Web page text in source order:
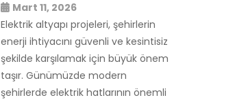
Mart 11, 2026
Elektrik altyapı projeleri, şehirlerin
enerji ihtiyacını güvenli ve kesintisiz
şekilde karşılamak için büyük önem
taşır. Günümüzde modern
şehirlerde elektrik hatlarının önemli